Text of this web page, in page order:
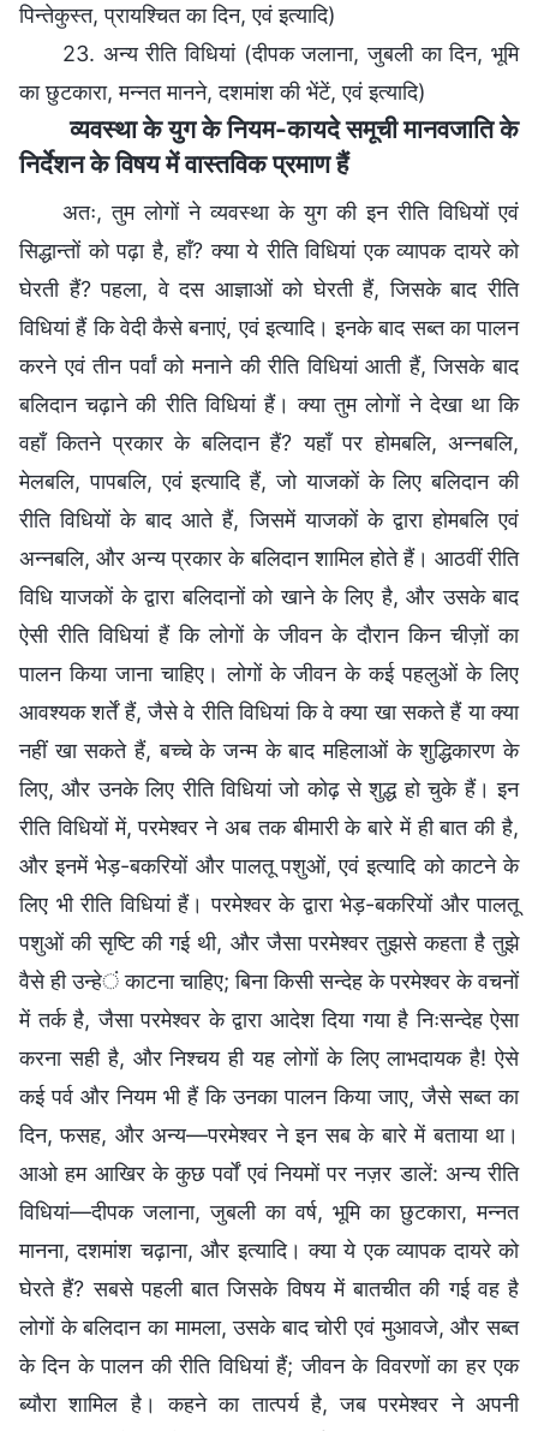
पिन्तेकुस्त, प्रायश्चित का दिन, एवं इत्यादि)
23. अन्य रीति विधियां (दीपक जलाना, जुबली का दिन, भूमि
का छुटकारा, मन्नत मानने, दशमांश की भेंटें, एवं इत्यादि)
व्यवस्था के युग के नियम-कायदे समूची मानवजाति के
निर्देशन के विषय में वास्तविक प्रमाण हैं
अतः, तुम लोगों ने व्यवस्था के युग की इन रीति विधियों एवं
सिद्धान्तों को पढ़ा है, हाँ? क्या ये रीति विधियां एक व्यापक दायरे को
घेरती हैं? पहला, वे दस आज्ञाओं को घेरती हैं, जिसके बाद रीति
विधियां हैं कि वेदी कैसे बनाएं, एवं इत्यादि। इनके बाद सब्त का पालन
करने एवं तीन पर्वां को मनाने की रीति विधियां आती हैं, जिसके बाद
बलिदान चढ़ाने की रीति विधियां हैं। क्या तुम लोगों ने देखा था कि
वहाँ कितने प्रकार के बलिदान हैं? यहाँ पर होमबलि, अन्नबलि,
मेलबलि, पापबलि, एवं इत्यादि हैं, जो याजकों के लिए बलिदान की
रीति विधियों के बाद आते हैं, जिसमें याजकों के द्वारा होमबलि एवं
अन्नबलि, और अन्य प्रकार के बलिदान शामिल होते हैं। आठवीं रीति
विधि याजकों के द्वारा बलिदानों को खाने के लिए है, और उसके बाद
ऐसी रीति विधियां हैं कि लोगों के जीवन के दौरान किन चीज़ों का
पालन किया जाना चाहिए। लोगों के जीवन के कई पहलुओं के लिए
आवश्यक शर्तें हैं, जैसे वे रीति विधियां कि वे क्या खा सकते हैं या क्या
नहीं खा सकते हैं, बच्चे के जन्म के बाद महिलाओं के शुद्धिकारण के
लिए, और उनके लिए रीति विधियां जो कोढ़ से शुद्ध हो चुके हैं। इन
रीति विधियों में, परमेश्वर ने अब तक बीमारी के बारे में ही बात की है,
और इनमें भेड़-बकरियों और पालतू पशुओं, एवं इत्यादि को काटने के
लिए भी रीति विधियां हैं। परमेश्वर के द्वारा भेड़-बकरियों और पालतू
पशुओं की सृष्टि की गई थी, और जैसा परमेश्वर तुझसे कहता है तुझे
वैसे ही उन्हें काटना चाहिए; बिना किसी सन्देह के परमेश्वर के वचनों
में तर्क है, जैसा परमेश्वर के द्वारा आदेश दिया गया है निःसन्देह ऐसा
करना सही है, और निश्चय ही यह लोगों के लिए लाभदायक है! ऐसे
कई पर्व और नियम भी हैं कि उनका पालन किया जाए, जैसे सब्त का
दिन, फसह, और अन्य—परमेश्वर ने इन सब के बारे में बताया था।
आओ हम आखिर के कुछ पर्वों एवं नियमों पर नज़र डालें: अन्य रीति
विधियां—दीपक जलाना, जुबली का वर्ष, भूमि का छुटकारा, मन्नत
मानना, दशमांश चढ़ाना, और इत्यादि। क्या ये एक व्यापक दायरे को
घेरते हैं? सबसे पहली बात जिसके विषय में बातचीत की गई वह है
लोगों के बलिदान का मामला, उसके बाद चोरी एवं मुआवजे, और सब्त
के दिन के पालन की रीति विधियां हैं; जीवन के विवरणों का हर एक
ब्यौरा शामिल है। कहने का तात्पर्य है, जब परमेश्वर ने अपनी